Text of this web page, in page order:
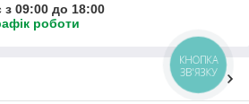
09:00 до 18:00
роботи
КНОПКА
ЗВ'ЯЗКУ